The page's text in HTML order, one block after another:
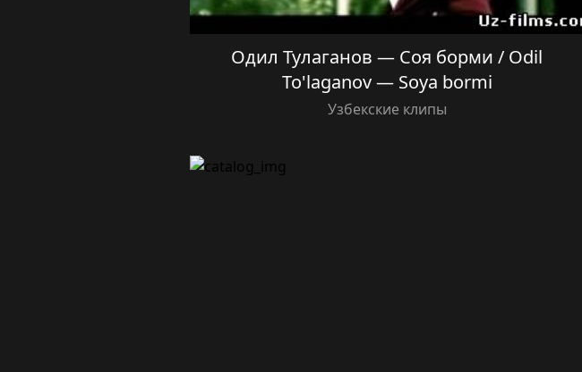
Одил Тулаганов — Соя борми / Odil
To'laganov — Soya bormi
Узбекские клипы